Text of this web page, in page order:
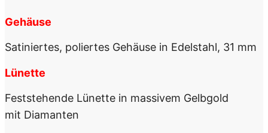
Gehäuse
Satiniertes, poliertes Gehäuse in Edelstahl, 31 mm
Lünette
Feststehende Lünette in massivem Gelbgold
mit Diamanten